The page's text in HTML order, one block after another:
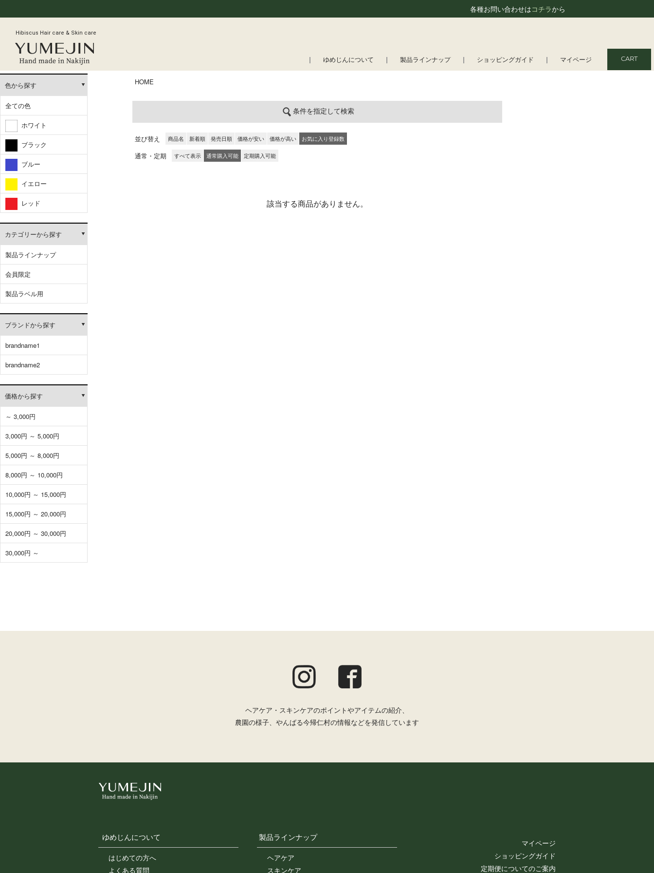
各種お問い合わせはコチラから
Hibiscus Hair care & Skin care
ゆめじんについて 製品ラインナップ ショッピングガイド マイページ CART
色から探す
全ての色
ホワイト
ブラック
ブルー
イエロー
レッド
カテゴリーから探す
製品ラインナップ
会員限定
製品ラベル用
ブランドから探す
brandname1
brandname2
価格から探す
～ 3,000円
3,000円 ～ 5,000円
5,000円 ～ 8,000円
8,000円 ～ 10,000円
10,000円 ～ 15,000円
15,000円 ～ 20,000円
20,000円 ～ 30,000円
30,000円 ～
HOME
条件を指定して検索
並び替え 商品名 新着順 発売日順 価格が安い 価格が高い お気に入り登録数
通常・定期 すべて表示 通常購入可能 定期購入可能
該当する商品がありません。
ヘアケア・スキンケアのポイントやアイテムの紹介、
農園の様子、やんばる今帰仁村の情報などを発信しています
ゆめじんについて
はじめての方へ
よくある質問
製品ラインナップ
ヘアケア
スキンケア
マイページ
ショッピングガイド
定期便についてのご案内